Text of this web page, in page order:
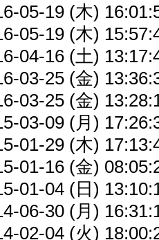
05-19 (木)
05-19 (木)
04-16 (土)
03-25 (金)
03-25 (金)
03-09 (月)
01-29 (木)
01-16 (金)
01-04 (日)
06-30 (月)
02-04 (火)